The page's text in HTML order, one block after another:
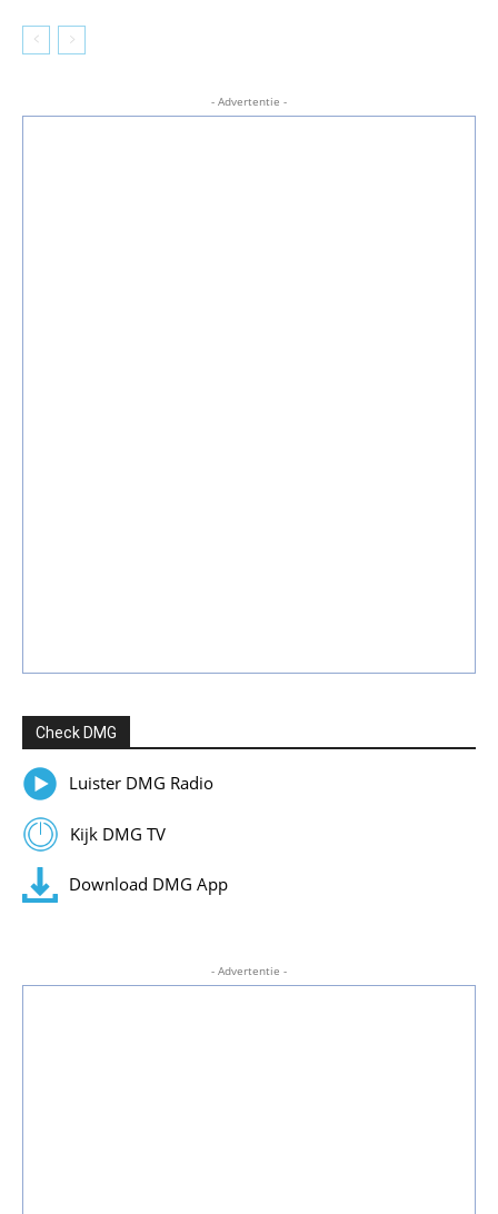
- Advertentie -
Check DMG
Luister DMG Radio
Kijk DMG TV
Download DMG App
- Advertentie -